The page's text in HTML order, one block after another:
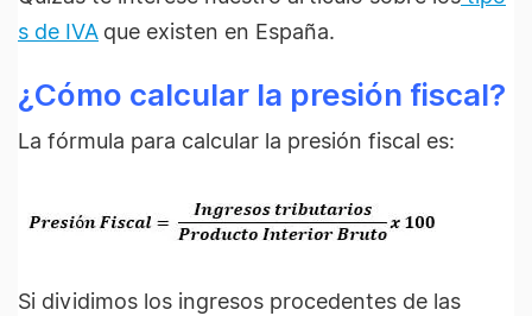
s de IVA que existen en España.
¿Cómo calcular la presión fiscal?
La fórmula para calcular la presión fiscal es:
Si dividimos los ingresos procedentes de las